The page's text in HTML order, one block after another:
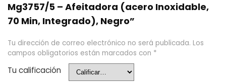
Mg3757/5 – Afeitadora (acero Inoxidable,
70 Min, Integrado), Negro”
Tu dirección de correo electrónico no será publicada. Los
campos obligatorios están marcados con *
Tu calificación